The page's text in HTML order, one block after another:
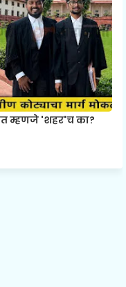
म्हणजे 'शहर'च का?